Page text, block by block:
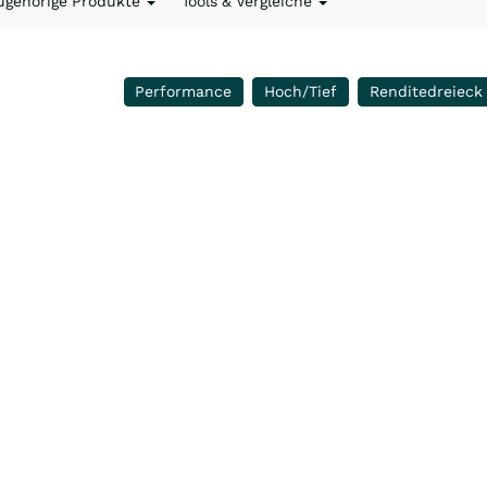
Performance Hoch/Tief Renditedreieck